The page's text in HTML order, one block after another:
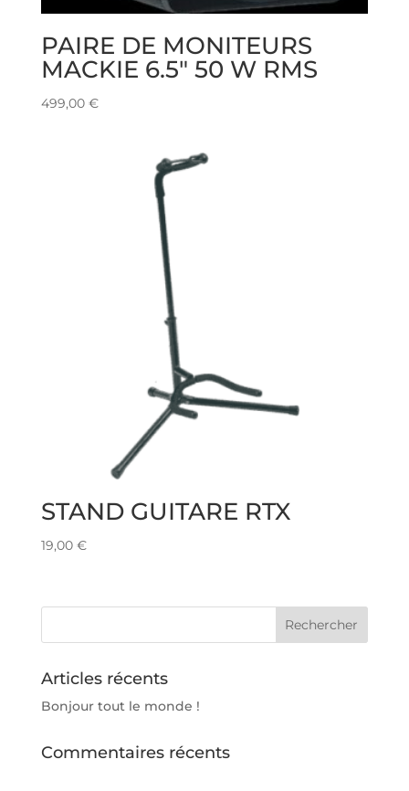
PAIRE DE MONITEURS
MACKIE 6.5″ 50 W RMS
499,00 €
STAND GUITARE RTX
19,00 €
Articles récents
Bonjour tout le monde !
Commentaires récents